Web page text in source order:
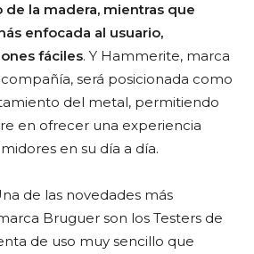
de la madera, mientras que
enfocada al usuario,
fáciles. Y Hammerite, marca
será posicionada como
del metal, permitiendo
en ofrecer una experiencia
en su día a día.
de las novedades más
Bruguer son los Testers de
de uso muy sencillo que